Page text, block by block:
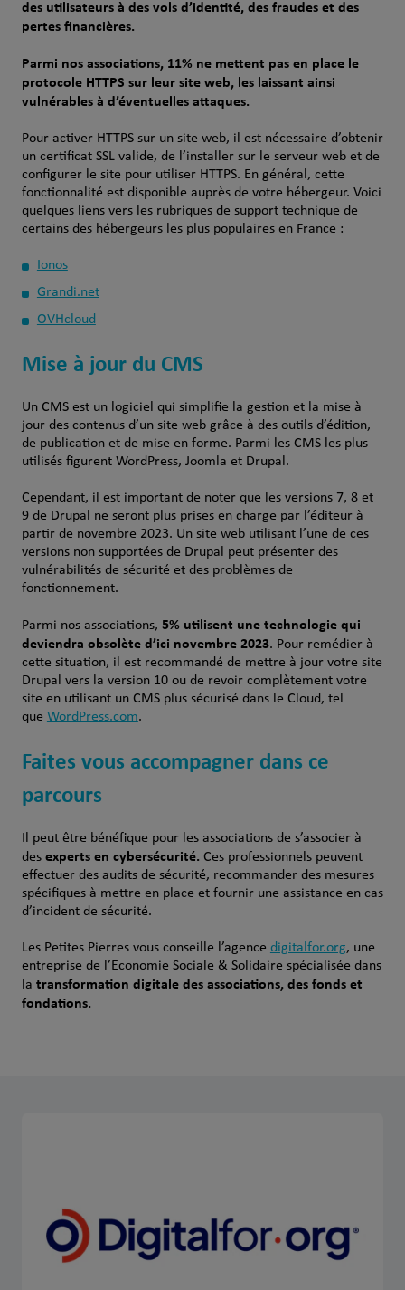
des utilisateurs à des vols d’identité, des fraudes et des
pertes financières.
Parmi nos associations, 11% ne mettent pas en place le
protocole HTTPS sur leur site web, les laissant ainsi
vulnérables à d’éventuelles attaques.
Pour activer HTTPS sur un site web, il est nécessaire d’obtenir
un certificat SSL valide, de l’installer sur le serveur web et de
configurer le site pour utiliser HTTPS. En général, cette
fonctionnalité est disponible auprès de votre hébergeur. Voici
quelques liens vers les rubriques de support technique de
certains des hébergeurs les plus populaires en France :
Ionos
Grandi.net
OVHcloud
Mise à jour du CMS
Un CMS est un logiciel qui simplifie la gestion et la mise à
jour des contenus d’un site web grâce à des outils d’édition,
de publication et de mise en forme. Parmi les CMS les plus
utilisés figurent WordPress, Joomla et Drupal.
Cependant, il est important de noter que les versions 7, 8 et
9 de Drupal ne seront plus prises en charge par l’éditeur à
partir de novembre 2023. Un site web utilisant l’une de ces
versions non supportées de Drupal peut présenter des
vulnérabilités de sécurité et des problèmes de
fonctionnement.
Parmi nos associations, 5% utilisent une technologie qui
deviendra obsolète d’ici novembre 2023. Pour remédier à
cette situation, il est recommandé de mettre à jour votre site
Drupal vers la version 10 ou de revoir complètement votre
site en utilisant un CMS plus sécurisé dans le Cloud, tel
que WordPress.com.
Faites vous accompagner dans ce
parcours
Il peut être bénéfique pour les associations de s’associer à
desexperts en cybersécurité. Ces professionnels peuvent
effectuer des audits de sécurité, recommander des mesures
spécifiques à mettre en place et fournir une assistance en cas
d’incident de sécurité.
Les Petites Pierres vous conseille l’agence digitalfor.org, une
entreprise de l’Economie Sociale & Solidaire spécialisée dans
la transformation digitale des associations, des fonds et
fondations.